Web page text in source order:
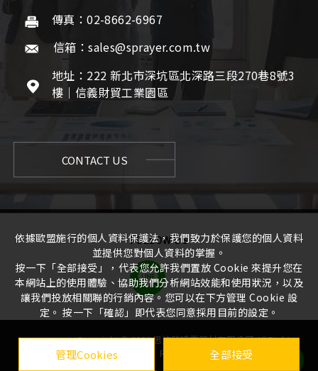
傳真：02-8662-6967
信箱：sales@sprayer.com.tw
地址：222 新北市深坑區北深路三段270巷8號3
樓｜信義財貿工業園區
CONTACT US
FOLLOW US
Copyright ©2026思沛雅噴霧器材有限公司All Rights
Reserved. |
依據歐盟施行的個人資料保護法，我們致力於保護您的個人資料
並提供您對個人資料的掌握。
按一下「全部接受」，代表您允許我們置放 Cookie 來提升您在
本網站上的使用體驗、協助我們分析網站效能和使用狀況，以及
讓我們投放相關聯的行銷內容。您可以在下方管理 Cookie 設
定。 按一下「確認」即代表您同意採用目前的設定。
管理Cookies 全部接受